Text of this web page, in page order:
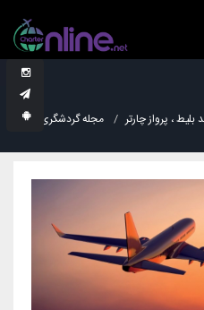
بلیط ، پرواز چارتر مجله گردشگری